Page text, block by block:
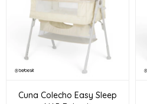
Cuna Colecho Easy Sleep